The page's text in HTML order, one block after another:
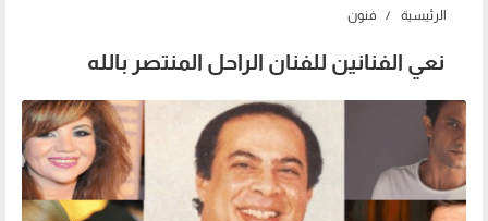
الرئيسية فنون
نعي الفنانين للفنان الراحل المنتصر بالله